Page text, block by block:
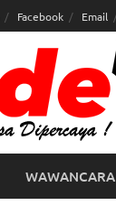
Facebook Email
WAWANCARA